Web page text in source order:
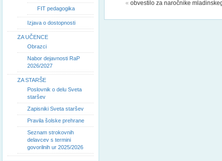
FIT pedagogika
Izjava o dostopnosti
ZA UČENCE
Obrazci
Nabor dejavnosti RaP
2026/2027
ZA STARŠE
Poslovnik o delu Sveta
staršev
Zapisniki Sveta staršev
Pravila šolske prehrane
Seznam strokovnih
delavcev s termini
govorilnih ur 2025/2026
« obvestilo za naročnike